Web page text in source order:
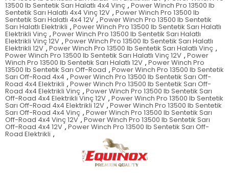
13500 lb Sentetik Sarı Halatlı 4x4 Vinç , Power Winch Pro 13500 lb
Sentetik Sarı Halatlı 4x4 Vinç 12V , Power Winch Pro 13500 lb
Sentetik Sarı Halatlı 4x4 12V , Power Winch Pro 13500 lb Sentetik
Sarı Halatlı Elektrikli , Power Winch Pro 13500 lb Sentetik Sarı Halatlı
Elektrikli Vinç , Power Winch Pro 13500 lb Sentetik Sarı Halatlı
Elektrikli Vinç 12V , Power Winch Pro 13500 lb Sentetik Sarı Halatlı
Elektrikli 12V , Power Winch Pro 13500 lb Sentetik Sarı Halatlı Vinç ,
Power Winch Pro 13500 lb Sentetik Sarı Halatlı Vinç 12V , Power
Winch Pro 13500 lb Sentetik Sarı Halatlı 12V , Power Winch Pro
13500 lb Sentetik Sarı Off-Road , Power Winch Pro 13500 lb Sentetik
Sarı Off-Road 4x4 , Power Winch Pro 13500 lb Sentetik Sarı Off-
Road 4x4 Elektrikli , Power Winch Pro 13500 lb Sentetik Sarı Off-
Road 4x4 Elektrikli Vinç , Power Winch Pro 13500 lb Sentetik Sarı
Off-Road 4x4 Elektrikli Vinç 12V , Power Winch Pro 13500 lb Sentetik
Sarı Off-Road 4x4 Elektrikli 12V , Power Winch Pro 13500 lb Sentetik
Sarı Off-Road 4x4 Vinç , Power Winch Pro 13500 lb Sentetik Sarı
Off-Road 4x4 Vinç 12V , Power Winch Pro 13500 lb Sentetik Sarı
Off-Road 4x4 12V , Power Winch Pro 13500 lb Sentetik Sarı Off-
Road Elektrikli ,